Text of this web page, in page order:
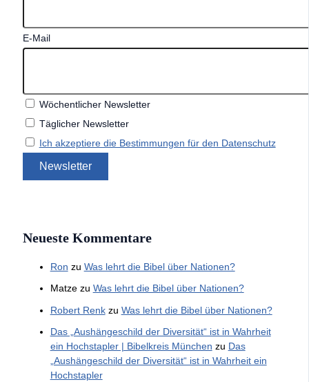
E-Mail
Wöchentlicher Newsletter
Täglicher Newsletter
Ich akzeptiere die Bestimmungen für den Datenschutz
Neueste Kommentare
Ron zu Was lehrt die Bibel über Nationen?
Matzezu Was lehrt die Bibel über Nationen?
Robert Renkzu Was lehrt die Bibel über Nationen?
Das „Aushängeschild der Diversität“ ist in Wahrheit
ein Hochstapler | Bibelkreis München zu Das
„Aushängeschild der Diversität“ ist in Wahrheit ein
Hochstapler